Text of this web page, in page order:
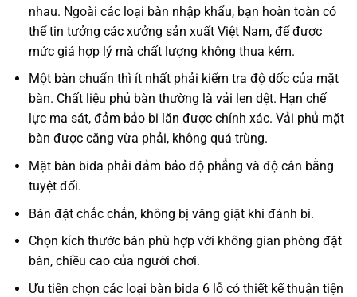
nhau. Ngoài các loại bàn nhập khẩu, bạn hoàn toàn có
thể tin tưởng các xưởng sản xuất Việt Nam, để được
mức giá hợp lý mà chất lượng không thua kém.
Một bàn chuẩn thì ít nhất phải kiểm tra độ dốc của mặt
bàn. Chất liệu phủ bàn thường là vải len dệt. Hạn chế
lực ma sát, đảm bảo bi lăn được chính xác. Vải phủ mặt
bàn được căng vừa phải, không quá trùng.
Mặt bàn bida phải đảm bảo độ phẳng và độ cân bằng
tuyệt đối.
Bàn đặt chắc chắn, không bị văng giật khi đánh bi.
Chọn kích thước bàn phù hợp với không gian phòng đặt
bàn, chiều cao của người chơi.
Ưu tiên chọn các loại bàn bida 6 lỗ có thiết kế thuận tiện